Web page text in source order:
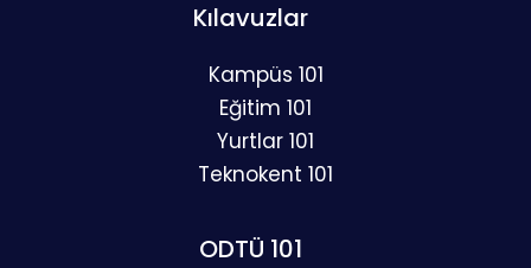
Kılavuzlar
Kampüs 101
Eğitim 101
Yurtlar 101
Teknokent 101
ODTÜ 101